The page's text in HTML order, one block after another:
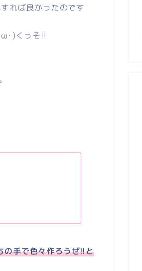
れば良かったのです
ω･)くっそ!!
手で色々作ろうぜ!!と